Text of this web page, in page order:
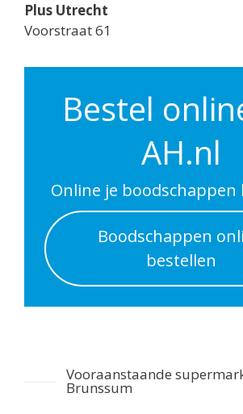
Plus Utrecht
Voorstraat 61
0.5 km
Godebaldkwartier 149
0.6 km
Routebeschrijving
Albert Heijn Utrecht
Nachtegaalstraat 55
Utrecht 3581AD
0.7 km
Stationshal 8
Bestel
AH.nl
Online je boodschappen
Boodschappen
bestellen
Vooraanstaande
Brunssum